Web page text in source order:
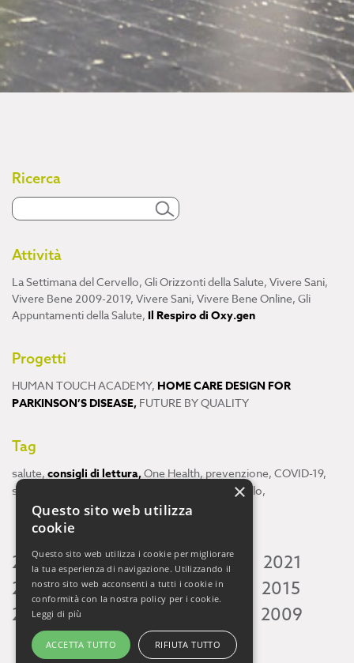
Ricerca
Attività
La Settimana del Cervello, Gli Orizzonti della Salute, Vivere Sani,
Vivere Bene 2009-2019, Vivere Sani, Vivere Bene Online, Gli
Appuntamenti della Salute, Il Respiro di Oxy.gen
Progetti
HUMAN TOUCH ACADEMY, HOME CARE DESIGN FOR
PARKINSON’S DISEASE, FUTURE BY QUALITY
Tag
salute, consigli di lettura,One Health, prevenzione, COVID-19,
scienza
cervello,
2026 2025 2024 2023 2022
2021
2020 2019 2018 2017 2016
2015
2014 2013 2009
×
Questo sito web utilizza
cookie
Questo sito web utilizza i cookie per migliorare
la tua esperienza di navigazione. Utilizzando il
nostro sito web acconsenti a tutti i cookie in
conformità con la nostra policy per i cookie.
Leggi di più
ACCETTA TUTTO RIFIUTA TUTTO